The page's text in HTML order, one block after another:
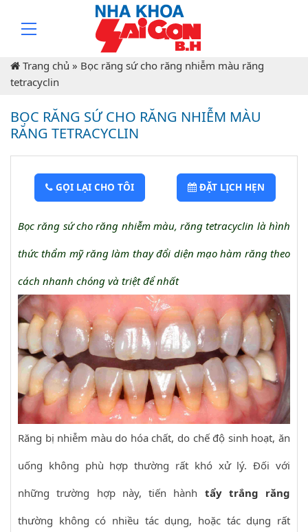
Trang chủ » Bọc răng sứ cho răng nhiễm màu răng
tetracyclin
BỌC RĂNG SỨ CHO RĂNG NHIỄM MÀU
RĂNG TETRACYCLIN
GỌI LẠI CHO TÔI ĐẶT LỊCH HẸN
Bọc răng sứ cho răng nhiễm màu, răng tetracyclin là hình
thức thẩm mỹ răng làm thay đổi diện mạo hàm răng theo
cách nhanh chóng và triệt để nhất
Răng bị nhiễm màu do hóa chất, do chế độ sinh hoạt, ăn
uống không phù hợp thường rất khó xử lý. Đối với
những trường hợp này, tiến hành tẩy trắng răng
thường không có nhiều tác dụng, hoặc tác dụng rất